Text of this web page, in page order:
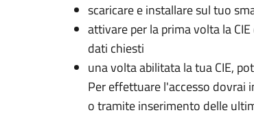
scaricare e installare sul tuo
attivare per la prima volta la
dati chiesti
una volta abilitata la tua CIE,
Per effettuare l'accesso dovrai
o tramite inserimento delle